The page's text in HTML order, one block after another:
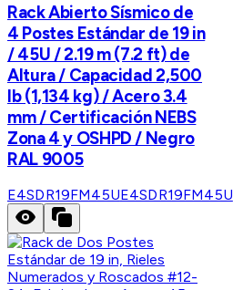
Rack Abierto Sísmico de
4 Postes Estándar de 19 in
/ 45U / 2.19 m (7.2 ft) de
Altura / Capacidad 2,500
lb (1,134 kg) / Acero 3.4
mm / Certificación NEBS
Zona 4 y OSHPD / Negro
RAL 9005
E4SDR19FM45UE4SDR19FM45U